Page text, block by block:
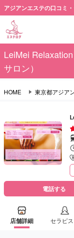
アジアンエステの口コミ
LeiMei
サロン）
HOME 東京都アジア
電話する
店舗詳細 セラピス